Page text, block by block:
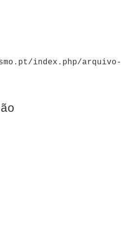
index.php/